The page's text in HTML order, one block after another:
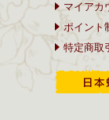
マイアカ
ポイント
特定商取